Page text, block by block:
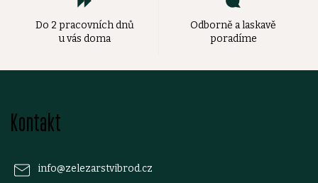
Do 2 pracovních dnů
u vás doma
Odborně a laskavě
poradíme
Kontakt
info@zelezarstvibrod.cz